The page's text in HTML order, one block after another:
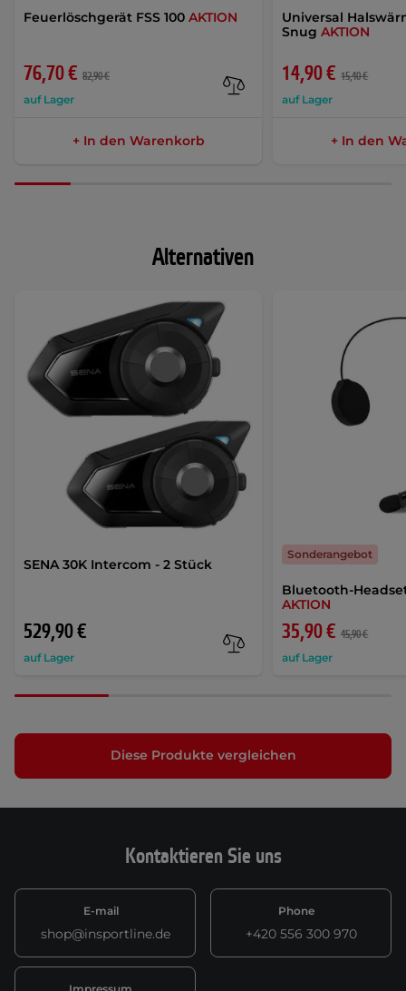
Feuerlöschgerät FSS 100 AKTION
76,70 € 82,90 €
auf Lager
+ In den Warenkorb
Universal
SnugAKTION
14,90 € 15,40 €
auf Lager
+ In den
Alternativen
SENA 30K Intercom - 2 Stück
529,90 €
auf Lager
Bluetooth-Headset
AKTION
35,90 € 45,90 €
auf Lager
Sonderangebot
Diese Produkte vergleichen
Kontaktieren Sie uns
E-mail
shop@insportline.de
Phone
+420 556 300 970